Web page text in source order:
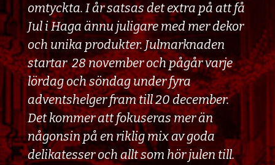
omtyckta. I år satsas det extra på att få
Jul i Haga ännu juligare med mer dekor
och unika produkter. Julmarknaden
startar 28 november och pågår varje
lördag och söndag under fyra
adventshelger fram till 20 december.
Det kommer att fokuseras mer än
någonsin på en riklig mix av goda
delikatesser och allt som hör julen till.